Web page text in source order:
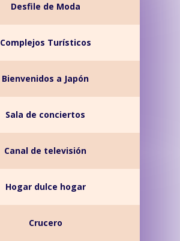
Desfile de Moda
Complejos Turísticos
Bienvenidos a Japón
Sala de conciertos
Canal de televisión
Hogar dulce hogar
Crucero